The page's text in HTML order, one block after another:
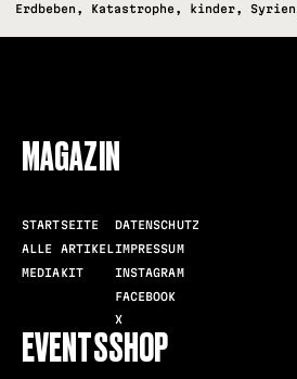
Erdbeben , Katastrophe , kinder, Syrien
MAGAZIN
STARTSEITE
ALLE ARTIKEL
MEDIAKIT
DATENSCHUTZ
IMPRESSUM
INSTAGRAM
FACEBOOK
X
EVENTSSHOP